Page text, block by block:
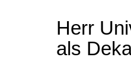
Herr
als